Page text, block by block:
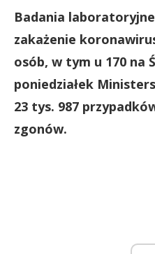
Badania
zakażenie
osób, w tym u 170 na
poniedziałek
23 tys. 987
zgonów.